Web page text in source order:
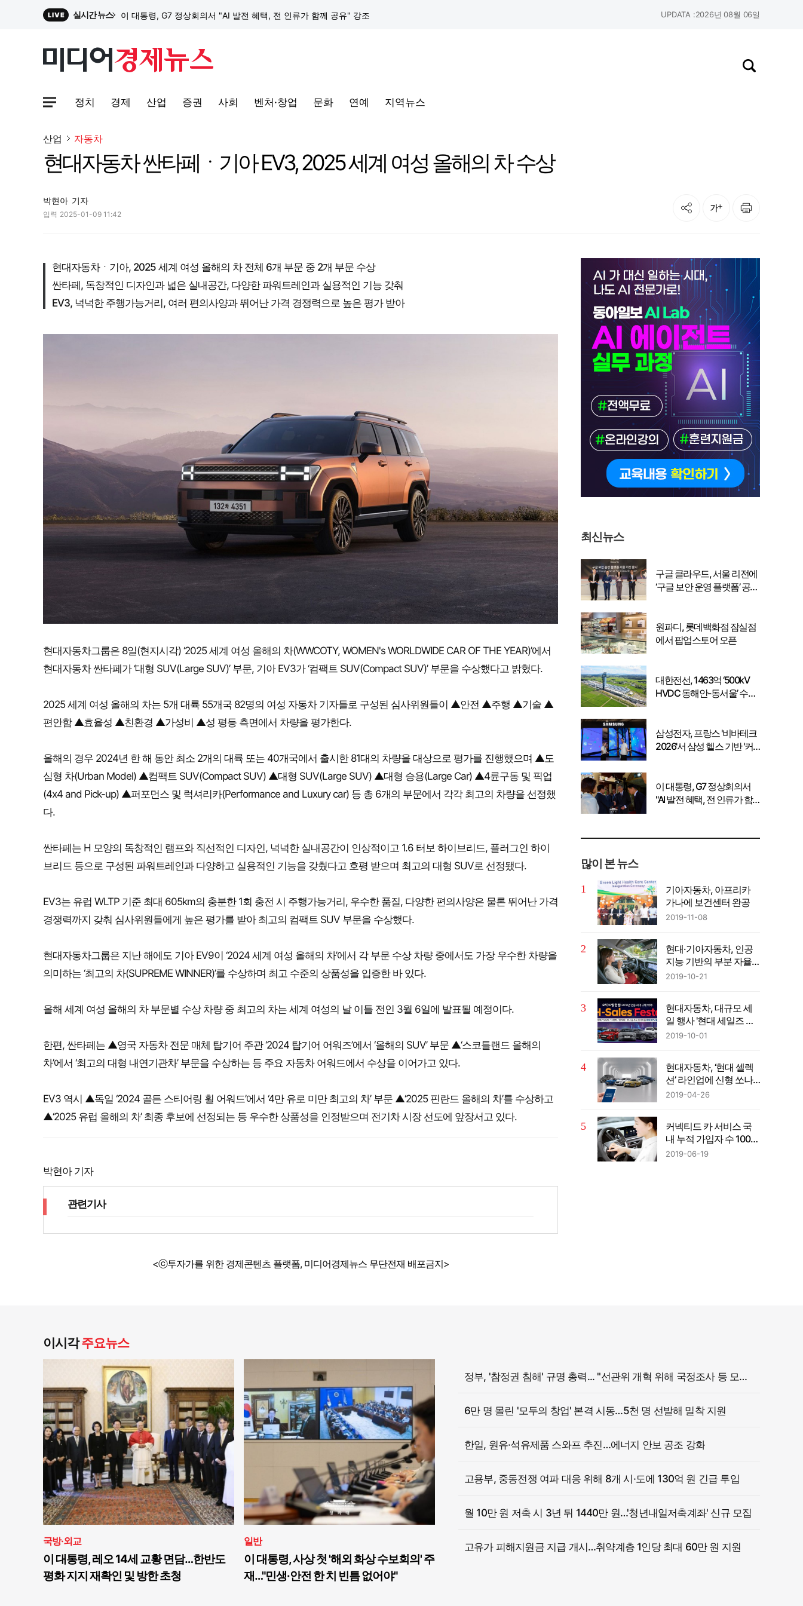
LIVE 실시간 뉴스 이 대통령, G7 정상회의서 "AI 발전 혜택, 전 인류가 함께 공유" 강조
원파디, 롯데백화점 잠실점에서 팝업스토어 오픈
대한전선, 1463억 ‘500kV HVDC 동해안-동서울’ 수주… 시장 확대 본격화
이 대통령, G7 정상회의서 "AI 발전 혜택, 전 인류가 함께 공유" 강조
UPDATA :2026년 08월 06일
사이트맵메뉴 열기
정치 경제 산업 증권 사회 벤처·창업 문화 연예 지역뉴스
검색창 열기
산업 자동차
현대자동차 싼타페ㆍ기아 EV3, 2025 세계 여성 올해의 차 수상
박현아 기자
입력 2025-01-09 11:42
공유 글자크기 인쇄
현대자동차ㆍ기아, 2025 세계 여성 올해의 차 전체 6개 부문 중 2개 부문 수상
싼타페, 독창적인 디자인과 넓은 실내공간, 다양한 파워트레인과 실용적인 기능 갖춰
EV3, 넉넉한 주행가능거리, 여러 편의사양과 뛰어난 가격 경쟁력으로 높은 평가 받아
현대자동차그룹은 8일(현지시각) ‘2025 세계 여성 올해의 차(WWCOTY, WOMEN's WORLDWIDE CAR OF THE YEAR)’에서
현대자동차 싼타페가 ‘대형 SUV(Large SUV)’ 부문, 기아 EV3가 ‘컴팩트 SUV(Compact SUV)’ 부문을 수상했다고 밝혔다.
2025 세계 여성 올해의 차는 5개 대륙 55개국 82명의 여성 자동차 기자들로 구성된 심사위원들이 ▲안전 ▲주행 ▲기술 ▲
편안함 ▲효율성 ▲친환경 ▲가성비 ▲성 평등 측면에서 차량을 평가한다.
올해의 경우 2024년 한 해 동안 최소 2개의 대륙 또는 40개국에서 출시한 81대의 차량을 대상으로 평가를 진행했으며 ▲도
심형 차(Urban Model) ▲컴팩트 SUV(Compact SUV) ▲대형 SUV(Large SUV) ▲대형 승용(Large Car) ▲4륜구동 및 픽업
(4x4 and Pick-up) ▲퍼포먼스 및 럭셔리카(Performance and Luxury car) 등 총 6개의 부문에서 각각 최고의 차량을 선정했
다.
싼타페는 H 모양의 독창적인 램프와 직선적인 디자인, 넉넉한 실내공간이 인상적이고 1.6 터보 하이브리드, 플러그인 하이
브리드 등으로 구성된 파워트레인과 다양하고 실용적인 기능을 갖췄다고 호평 받으며 최고의 대형 SUV로 선정됐다.
EV3는 유럽 WLTP 기준 최대 605km의 충분한 1회 충전 시 주행가능거리, 우수한 품질, 다양한 편의사양은 물론 뛰어난 가격
경쟁력까지 갖춰 심사위원들에게 높은 평가를 받아 최고의 컴팩트 SUV 부문을 수상했다.
현대자동차그룹은 지난 해에도 기아 EV9이 ‘2024 세계 여성 올해의 차’에서 각 부문 수상 차량 중에서도 가장 우수한 차량을
의미하는 ‘최고의 차(SUPREME WINNER)’를 수상하며 최고 수준의 상품성을 입증한 바 있다.
올해 세계 여성 올해의 차 부문별 수상 차량 중 최고의 차는 세계 여성의 날 이틀 전인 3월 6일에 발표될 예정이다.
한편, 싼타페는 ▲영국 자동차 전문 매체 탑기어 주관 ‘2024 탑기어 어워즈’에서 ‘올해의 SUV’ 부문 ▲‘스코틀랜드 올해의
차’에서 ‘최고의 대형 내연기관차’ 부문을 수상하는 등 주요 자동차 어워드에서 수상을 이어가고 있다.
EV3 역시 ▲독일 ‘2024 골든 스티어링 휠 어워드’에서 ‘4만 유로 미만 최고의 차’ 부문 ▲‘2025 핀란드 올해의 차’를 수상하고
▲‘2025 유럽 올해의 차’ 최종 후보에 선정되는 등 우수한 상품성을 인정받으며 전기차 시장 선도에 앞장서고 있다.
박현아 기자
관련기사
<ⓒ투자가를 위한 경제콘텐츠 플랫폼, 미디어경제뉴스 무단전재 배포금지>
최신뉴스
구글 클라우드, 서울 리전에
‘구글 보안 운영 플랫폼’ 공식
원파디, 롯데백화점 잠실점
에서 팝업스토어 오픈
대한전선, 1463억 ‘500kV
HVDC 동해안-동서울’ 수
삼성전자, 프랑스 '비바테크
2026'서 삼성 헬스 기반 '커
이 대통령, G7 정상회의서
"AI 발전 혜택, 전 인류가 함
많이 본 뉴스
기아자동차, 아프리카
가나에 보건센터 완공
2019-11-08
현대·기아자동차, 인공
지능 기반의 부분 자율
주행 기술 최초 개발해
2019-10-21
현대자동차, 대규모 세
일 행사 '현대 세일즈 페
스타(H - Sales Festa)' 진
2019-10-01
현대자동차, ‘현대 셀렉
션’ 라인업에 신형 쏘나
타 투입
2019-04-26
커넥티드 카 서비스 국
내 누적 가입자 수 100만
명 돌파
2019-06-19
이시각주요뉴스
국방·외교
이 대통령, 레오 14세 교황 면담…한반도
평화 지지 재확인 및 방한 초청
일반
이 대통령, 사상 첫 '해외 화상 수보회의' 주
재…"민생·안전 한 치 빈틈 없어야"
정부, '참정권 침해' 규명 총력... "선관위 개혁 위해 국정조사 등 모든 조치"
6만 명 몰린 '모두의 창업' 본격 시동…5천 명 선발해 밀착 지원
한일, 원유·석유제품 스와프 추진…에너지 안보 공조 강화
고용부, 중동전쟁 여파 대응 위해 8개 시·도에 130억 원 긴급 투입
월 10만 원 저축 시 3년 뒤 1440만 원…'청년내일저축계좌' 신규 모집
고유가 피해지원금 지급 개시…취약계층 1인당 최대 60만 원 지원